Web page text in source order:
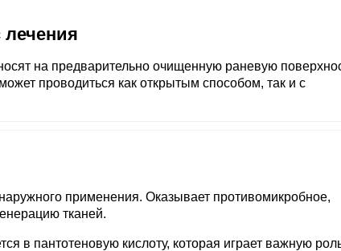
лечения
на предварительно очищенную раневую
проводиться как открытым способом, так и с
применения. Оказывает противомикробное,
тканей.
в пантотеновую кислоту, которая играет важную